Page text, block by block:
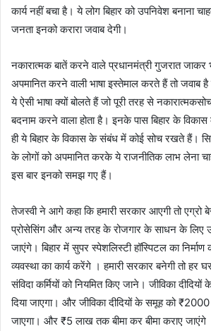
कार्य नहीं बचा है। ये लोग बिहार को उपनिवेश बनाना
जनता इनको करारा जवाब देगी।
नकारात्मक बातें करने वाले प्रधानमंत्री गुजरात जाकर
अपमानित करने वाली भाषा इस्तेमाल करते हैं तो जवाब
ये ऐसी भाषा क्यों बोलते हैं जो पूरी तरह से
बदनाम करने वाला होता है। इनके पास बिहार के
ही ये बिहार के विकास के संबंध में कोई सोच रखते हैं।
के लोगों को अपमानित करके ये राजनीतिक लाभ लेना
इस बार इनको समझ गए हैं।
तेजस्वी ने आगे कहा कि हमारी सरकार आएगी तो
प्रोसेसिंग और अन्य तरह के रोजगार के साधन के लिए
जाएंगे। बिहार में सुपर स्पेशलिस्टी हॉस्पिटल का
व्यवस्था का कार्य करेंगे । हमारी सरकार बनेगी तो हर
संविदा कर्मियों को नियमित किए जाने। जीविका
दिया जाएगा। और जीविका दीदियों के समूह को ₹2000
जाएगा। और ₹5 लाख तक बीमा कर बीमा कराए जाएंगे